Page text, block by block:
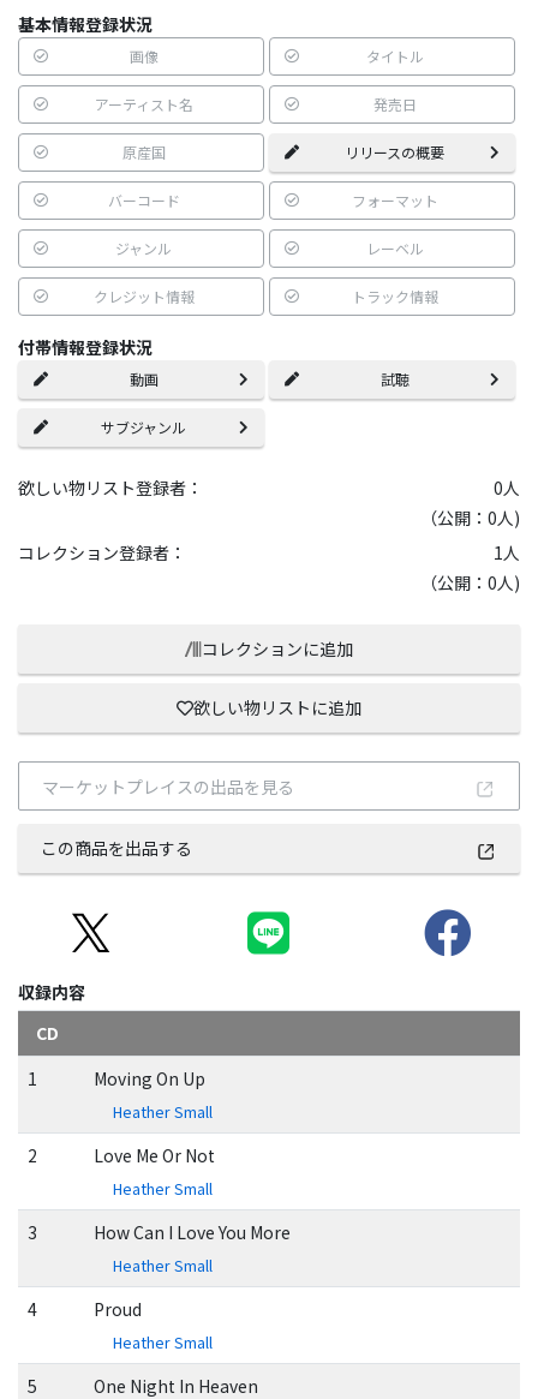
基本情報登録状況
画像 タイトル
アーティスト名 発売日
原産国 リリースの概要
バーコード フォーマット
ジャンル レーベル
クレジット情報 トラック情報
付帯情報登録状況
動画 試聴
サブジャンル
欲しい物リスト登録者： 0人
（公開：0人)
コレクション登録者：
1人
（公開：0人)
コレクションに追加
欲しい物リストに追加
マーケットプレイスの出品を見る
この商品を出品する
収録内容
CD
1
Moving On Up
Heather Small
2 Love Me Or Not
Heather Small
3 How Can I Love You More
Heather Small
4 Proud
Heather Small
5 One Night In Heaven